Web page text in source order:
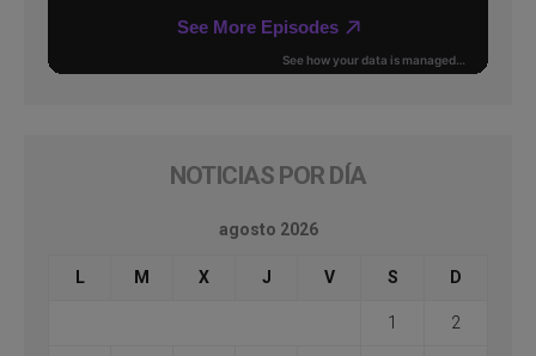
NOTICIAS POR DÍA
agosto 2026
L M X J V S D
1 2